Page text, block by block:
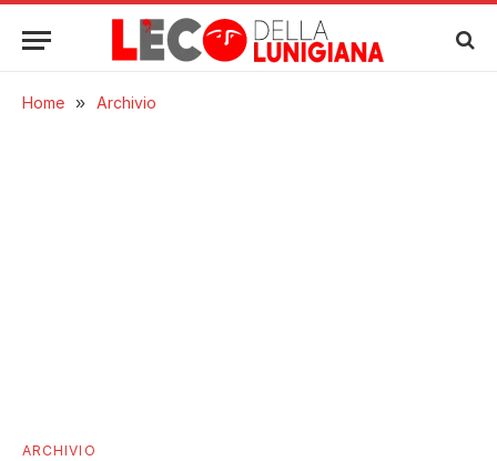
Home » Archivio
ARCHIVIO